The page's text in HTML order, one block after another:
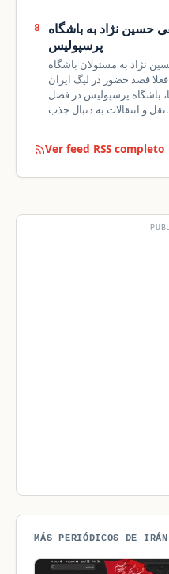
8
حسین نژاد به باشگاه
پرسپولیس
نژاد به مسئولان باشگاه
قصد حضور در لیگ ایران
باشگاه پرسپولیس در فصل
جذب…
Ver feed RSS completo
MÁS PERIÓDICOS DE IRÁN